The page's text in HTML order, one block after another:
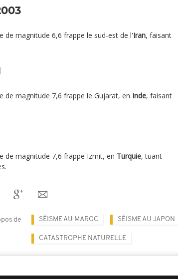
de magnitude 6,6 frappe le sud-est de l'Iran, faisant
de magnitude 7,6 frappe le Gujarat, en Inde, faisant
de magnitude 7,6 frappe Izmit, en Turquie, tuant
de SÉISME AU MAROC SÉISME AU JAPON
CATASTROPHE NATURELLE